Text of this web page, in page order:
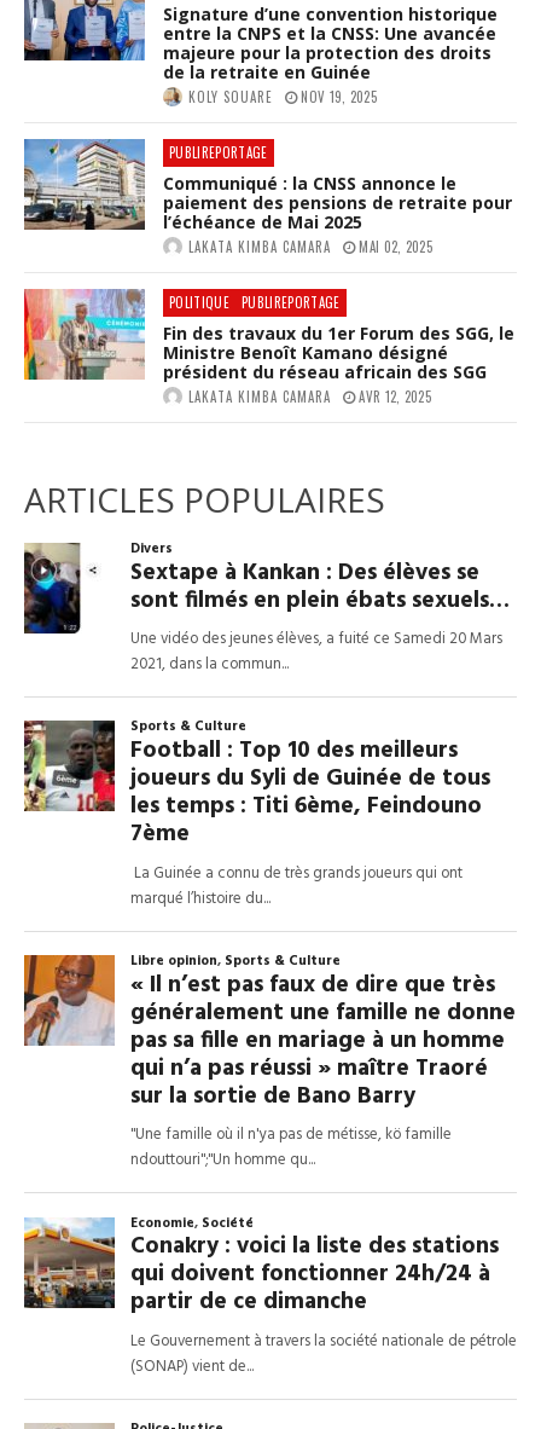
Signature d’une convention historique
entre la CNPS et la CNSS: Une avancée
majeure pour la protection des droits
de la retraite en Guinée
KOLY SOUARE NOV 19, 2025
PUBLIREPORTAGE
Communiqué : la CNSS annonce le
paiement des pensions de retraite pour
l’échéance de Mai 2025
LAKATA KIMBA CAMARA MAI 02, 2025
POLITIQUE PUBLIREPORTAGE
Fin des travaux du 1er Forum des SGG, le
Ministre Benoît Kamano désigné
président du réseau africain des SGG
LAKATA KIMBA CAMARA AVR 12, 2025
ARTICLES POPULAIRES